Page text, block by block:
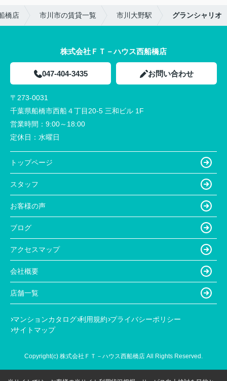
橋店 市川市の賃貸一覧 市川大野駅 グランシャリオ
株式会社ＦＴ－ハウス西船橋店
047-404-3435 お問い合わせ
〒273-0031
千葉県船橋市西船４丁目20-5 三和ビル 1F
営業時間： 9:00～18:00
定休日： 水曜日
トップページ
スタッフ
お客様の声
ブログ
アクセスマップ
会社概要
店舗一覧
マンションカタログ 利用規約 プライバシーポリシー
サイトマップ
Copyright(c) 株式会社ＦＴ－ハウス西船橋店 All Rights Reserved.